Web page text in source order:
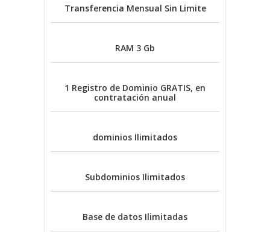
Transferencia Mensual Sin Limite
RAM 3 Gb
1 Registro de Dominio GRATIS, en
contratación anual
dominios Ilimitados
Subdominios Ilimitados
Base de datos Ilimitadas